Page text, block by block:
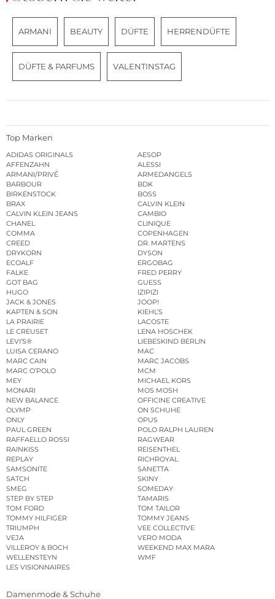
ARMANI BEAUTY DÜFTE HERRENDÜFTE
DÜFTE & PARFUMS VALENTINSTAG
Top Marken
ADIDAS ORIGINALS
AESOP
AFFENZAHN
ALESSI
ARMANI/PRIVÉ
ARMEDANGELS
BARBOUR
BDK
BIRKENSTOCK
BOSS
BRAX
CALVIN KLEIN
CALVIN KLEIN JEANS
CAMBIO
CHANEL
CLINIQUE
COMMA
COPENHAGEN
CREED
DR. MARTENS
DRYKORN
DYSON
ECOALF
ERGOBAG
FALKE
FRED PERRY
GOT BAG
GUESS
HUGO
IZIPIZI
JACK & JONES
JOOP!
KAPTEN & SON
KIEHL’S
LA PRAIRIE
LACOSTE
LE CREUSET
LENA HOSCHEK
LEVI’S®
LIEBESKIND BERLIN
LUISA CERANO
MAC
MARC CAIN
MARC JACOBS
MARC O’POLO
MCM
MEY
MICHAEL KORS
MONARI
MOS MOSH
NEW BALANCE
OFFICINE CREATIVE
OLYMP
ON SCHUHE
ONLY
OPUS
PAUL GREEN
POLO RALPH LAUREN
RAFFAELLO ROSSI
RAGWEAR
RAINKISS
REISENTHEL
REPLAY
RICHROYAL
SAMSONITE
SANETTA
SATCH
SKINY
SMEG
SOMEDAY
STEP BY STEP
TAMARIS
TOM FORD
TOM TAILOR
TOMMY HILFIGER
TOMMY JEANS
TRIUMPH
VEE COLLECTIVE
VEJA
VERO MODA
VILLEROY & BOCH
WEEKEND MAX MARA
WELLENSTEYN
WMF
LES VISIONNAIRES
Damenmode & Schuhe